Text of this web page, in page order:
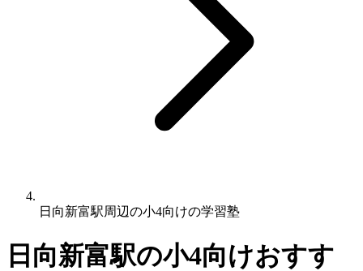
日向新富駅周辺の小4向けの学習塾
日向新富駅の小4向けおすす